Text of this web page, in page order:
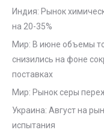
Индия: Рынок
на 20-35%
Мир: В июне объемы
снизились на фоне
поставках
Мир: Рынок серы
Украина: Август на
испытания